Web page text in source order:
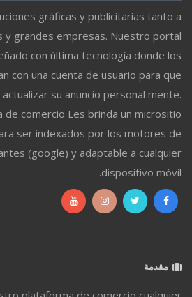
gráficas y publicitarias tanto a
y grandes empresas. Nuestro portal
con última tecnología donde los
con una cuenta de usuario para que
su anuncio personal mente.
comercio Les brinda un micrositio
ser indexados por los motores de
(google) y adaptable a cualquier
dispositivo móvil.
مقدمة